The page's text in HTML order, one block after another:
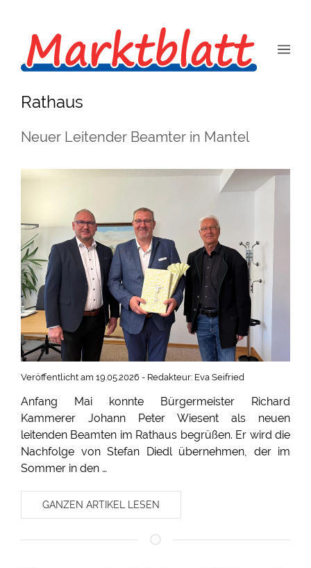
Rathaus
Neuer Leitender Beamter in Mantel
Veröffentlicht am 19.05.2026 - Redakteur: Eva Seifried
Anfang Mai konnte Bürgermeister Richard
Kammerer Johann Peter Wiesent als neuen
leitenden Beamten im Rathaus begrüßen. Er wird die
Nachfolge von Stefan Diedl übernehmen, der im
Sommer in den …
GANZEN ARTIKEL LESEN